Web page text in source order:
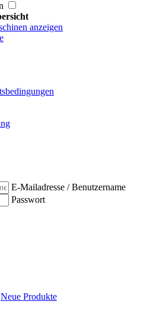
anzeigen
E-Mailadresse / Benutzername
Passwort
Neue Produkte